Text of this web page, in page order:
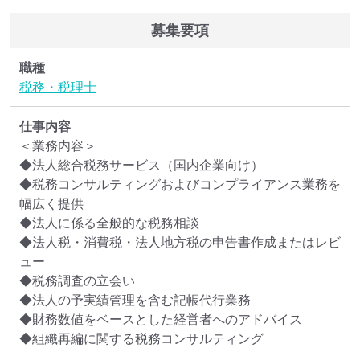
募集要項
職種
税務・税理士
仕事内容
＜業務内容＞
◆法人総合税務サービス（国内企業向け）
◆税務コンサルティングおよびコンプライアンス業務を
幅広く提供
◆法人に係る全般的な税務相談
◆法人税・消費税・法人地方税の申告書作成またはレビ
ュー
◆税務調査の立会い
◆法人の予実績管理を含む記帳代行業務
◆財務数値をベースとした経営者へのアドバイス
◆組織再編に関する税務コンサルティング